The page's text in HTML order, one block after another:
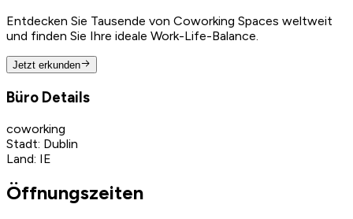
Entdecken Sie Tausende von Coworking Spaces weltweit
und finden Sie Ihre ideale Work-Life-Balance.
Jetzt erkunden
Büro Details
coworking
Stadt: Dublin
Land: IE
Öffnungszeiten